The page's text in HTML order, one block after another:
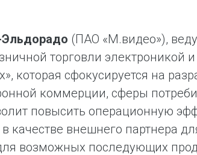
(ПАО «М.видео»),
торговли электроникой
которая сфокусируется на
коммерции, сферы
повысить операционную
в качестве внешнего партнера
возможных последующих